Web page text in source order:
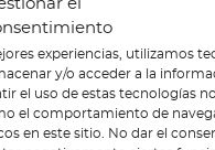
experiencias, utilizamos
y/o acceder a la
el uso de estas tecnologías
el comportamiento de
en este sitio. No dar el
Página1 /1